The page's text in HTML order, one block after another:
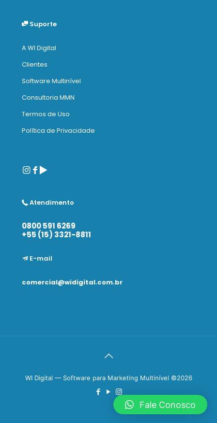
Suporte
A WI Digital
Clientes
Software Multinível
Consultoria MMN
Termos de Uso
Política de Privacidade
Atendimento
0800 591 6269
+55 (15) 3321-8811
E-mail
comercial@widigital.com.br
WI Digital — Software para Marketing Multinível ©2026
Fale Conosco